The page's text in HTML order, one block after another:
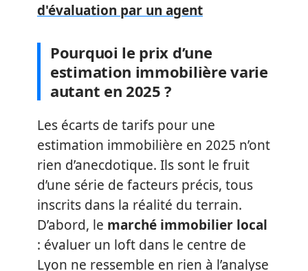
d'évaluation par un agent
Pourquoi le prix d’une
estimation immobilière varie
autant en 2025 ?
Les écarts de tarifs pour une
estimation immobilière en 2025 n’ont
rien d’anecdotique. Ils sont le fruit
d’une série de facteurs précis, tous
inscrits dans la réalité du terrain.
D’abord, le marché immobilier local
: évaluer un loft dans le centre de
Lyon ne ressemble en rien à l’analyse